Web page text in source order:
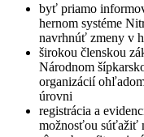
byť priamo
hernom systéme
navrhnúť zmeny v
širokou členskou
Národnom
organizácií
úrovni
registrácia a
možnosťou súťažiť